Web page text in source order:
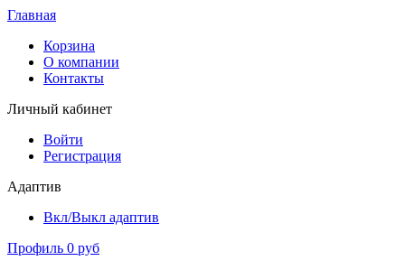
Главная
Корзина
О компании
Контакты
Личный кабинет
Войти
Регистрация
Адаптив
Вкл/Выкл адаптив
Профиль 0 руб